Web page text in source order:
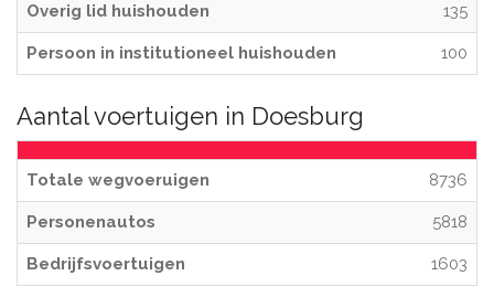
Overig lid huishouden 135
Persoon in institutioneel huishouden 100
Aantal voertuigen in Doesburg
Totale wegvoeruigen 8736
Personenautos 5818
Bedrijfsvoertuigen 1603